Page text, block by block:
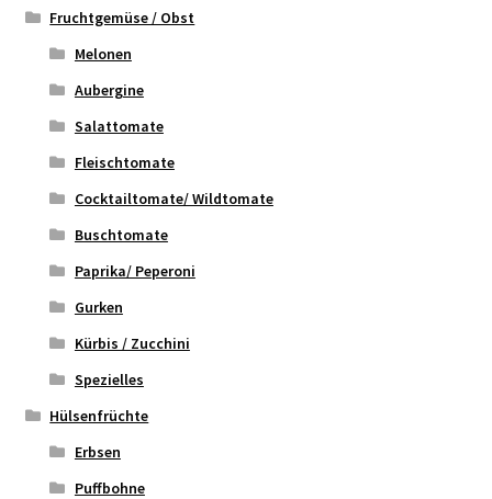
Fruchtgemüse / Obst
Melonen
Aubergine
Salattomate
Fleischtomate
Cocktailtomate/ Wildtomate
Buschtomate
Paprika/ Peperoni
Gurken
Kürbis / Zucchini
Spezielles
Hülsenfrüchte
Erbsen
Puffbohne